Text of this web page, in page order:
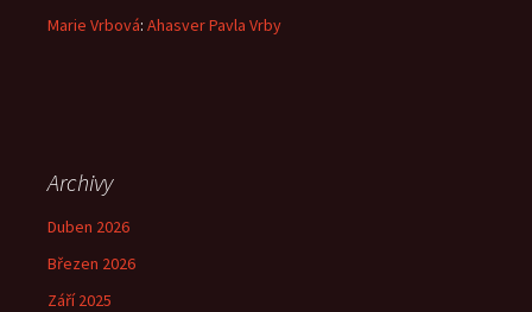
Marie Vrbová: Ahasver Pavla Vrby
Archivy
Duben 2026
Březen 2026
Září 2025